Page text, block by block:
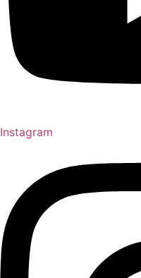
Instagram